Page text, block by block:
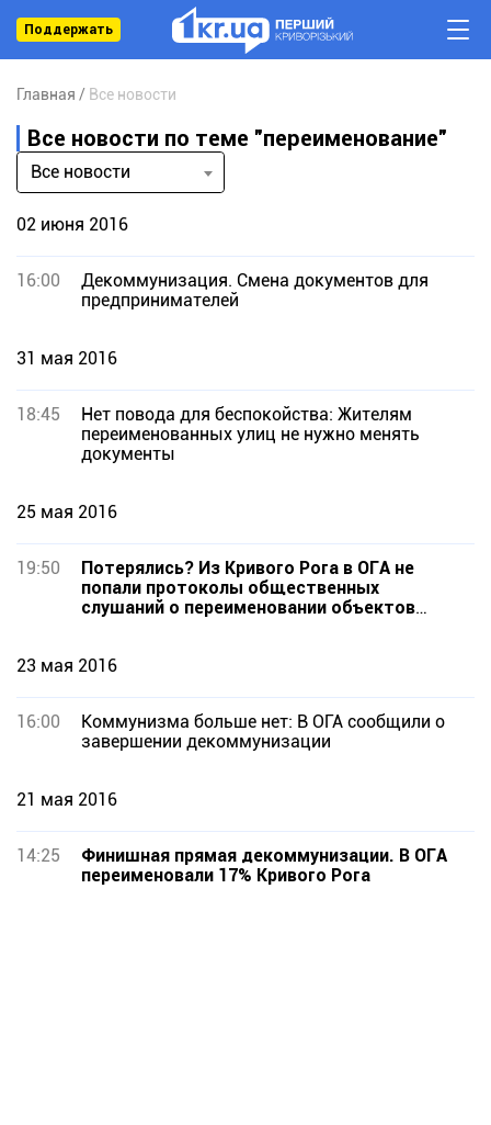
Поддержать
Главная Все новости
Все новости по теме "переименование"
Все новости
02 июня 2016
16:00
Декоммунизация. Смена документов для
предпринимателей
31 мая 2016
18:45
Нет повода для беспокойства: Жителям
переименованных улиц не нужно менять
документы
25 мая 2016
19:50
Потерялись? Из Кривого Рога в ОГА не
попали протоколы общественных
слушаний о переименовании объектов
23 мая 2016
16:00
Коммунизма больше нет: В ОГА сообщили о
завершении декоммунизации
21 мая 2016
14:25
Финишная прямая декоммунизации. В ОГА
переименовали 17% Кривого Рога